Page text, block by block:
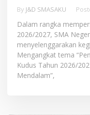
By J&D SMASAKU
Dalam rangka
2026/2027, SMA
menyelenggarakan
Mengangkat tema
Kudus Tahun 2026/
Mendalam”,